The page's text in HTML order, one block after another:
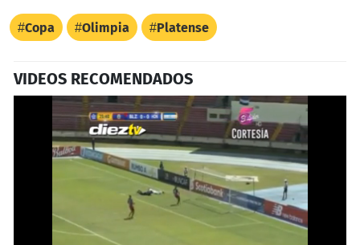
Copa Olimpia Platense
VIDEOS RECOMENDADOS